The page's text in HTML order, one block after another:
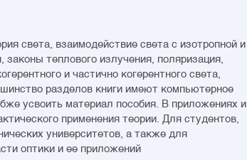
света, взаимодействие света с изотропной и
теплового излучения, поляризация,
и частично когерентного света,
разделов книги имеют компьютерное
усвоить материал пособия. В приложениях и
применения теории. Для студентов,
университетов, а также для
оптики и ее приложений